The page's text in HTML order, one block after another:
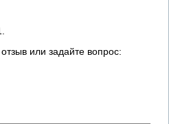
или задайте вопрос: